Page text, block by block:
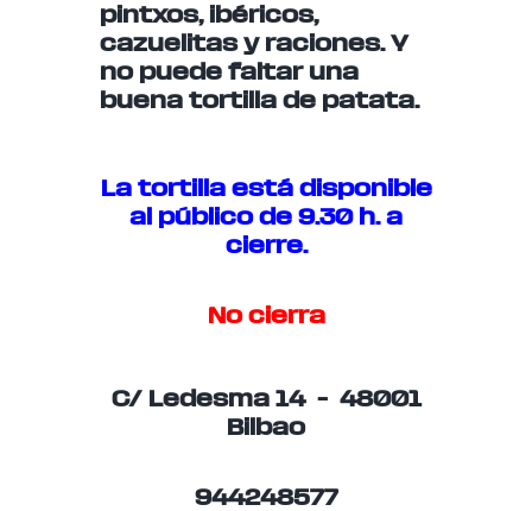
pintxos, ibéricos,
cazuelitas y raciones. Y
no puede faltar una
buena tortilla de patata.
La tortilla está disponible
al público de 9.30 h. a
cierre.
No cierra
C/ Ledesma 14 – 48001
Bilbao
944248577